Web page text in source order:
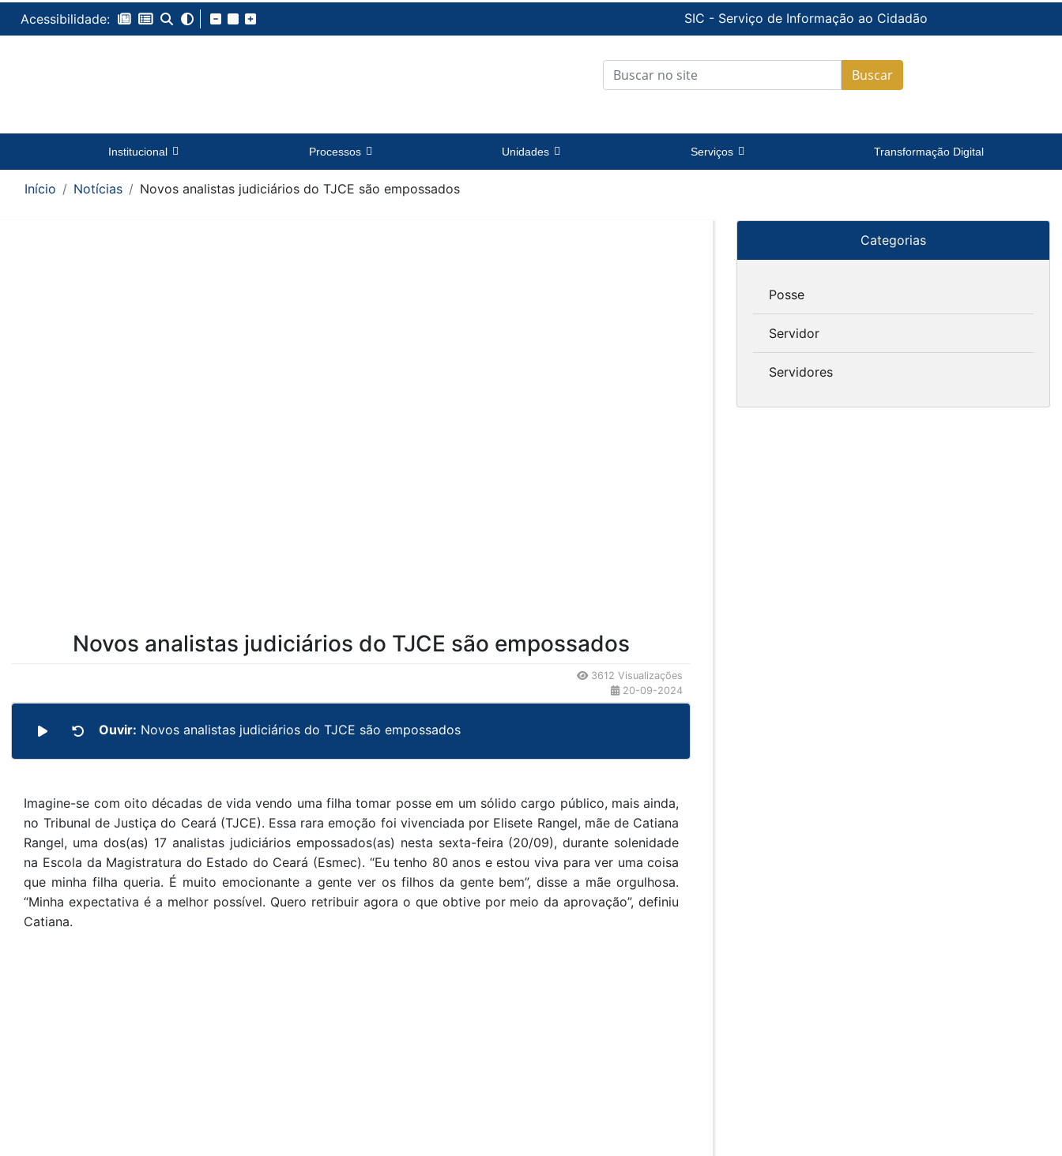
Acessibilidade: SIC - Serviço de Informação ao Cidadão
Buscar
Institucional Processos Unidades Serviços Transformação Digital
Início Notícias Novos analistas judiciários do TJCE são empossados
Novos analistas judiciários do TJCE são empossados
3612 Visualizações
20-09-2024
Ouvir: Novos analistas judiciários do TJCE são empossados
Imagine-se com oito décadas de vida vendo uma filha tomar posse em um sólido cargo público, mais ainda,
no Tribunal de Justiça do Ceará (TJCE). Essa rara emoção foi vivenciada por Elisete Rangel, mãe de Catiana
Rangel, uma dos(as) 17 analistas judiciários empossados(as) nesta sexta-feira (20/09), durante solenidade
na Escola da Magistratura do Estado do Ceará (Esmec). “Eu tenho 80 anos e estou viva para ver uma coisa
que minha filha queria. É muito emocionante a gente ver os filhos da gente bem”, disse a mãe orgulhosa.
“Minha expectativa é a melhor possível. Quero retribuir agora o que obtive por meio da aprovação”, definiu
Catiana.
Categorias
Posse
Servidor
Servidores